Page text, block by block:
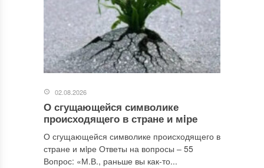
02.08.2026
О сгущающейся символике
происходящего в стране и мiре
О сгущающейся символике происходящего в
стране и мiре Ответы на вопросы ‒ 55
Вопрос: «М.В., раньше вы как-то...